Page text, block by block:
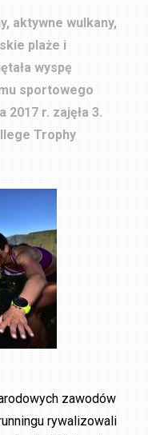
aktywne wulkany,
plaże i
wyspę
sportowego
r. zajęła 3.
Trophy
zawodów
rywalizowali